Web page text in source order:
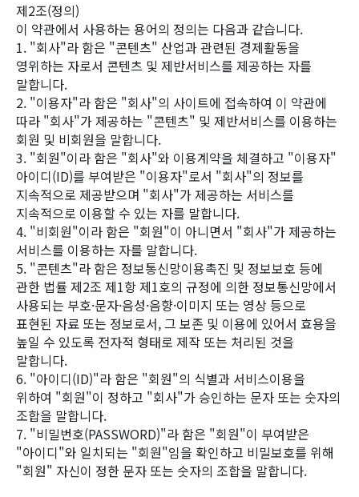
제2조(정의)
이 약관에서 사용하는 용어의 정의는 다음과 같습니다.
1. "회사"라 함은 "콘텐츠" 산업과 관련된 경제활동을
영위하는 자로서 콘텐츠 및 제반서비스를 제공하는 자를
말합니다.
2. "이용자"라 함은 "회사"의 사이트에 접속하여 이 약관에
따라 "회사"가 제공하는 "콘텐츠" 및 제반서비스를 이용하는
회원 및 비회원을 말합니다.
3. "회원"이라 함은 "회사"와 이용계약을 체결하고 "이용자"
아이디(ID)를 부여받은 "이용자"로서 "회사"의 정보를
지속적으로 제공받으며 "회사"가 제공하는 서비스를
지속적으로 이용할 수 있는 자를 말합니다.
4. "비회원"이라 함은 "회원"이 아니면서 "회사"가 제공하는
서비스를 이용하는 자를 말합니다.
5. "콘텐츠"라 함은 정보통신망이용촉진 및 정보보호 등에
관한 법률 제2조 제1항 제1호의 규정에 의한 정보통신망에서
사용되는 부호·문자·음성·음향·이미지 또는 영상 등으로
표현된 자료 또는 정보로서, 그 보존 및 이용에 있어서 효용을
높일 수 있도록 전자적 형태로 제작 또는 처리된 것을
말합니다.
6. "아이디(ID)"라 함은 "회원"의 식별과 서비스이용을
위하여 "회원"이 정하고 "회사"가 승인하는 문자 또는 숫자의
조합을 말합니다.
7. "비밀번호(PASSWORD)"라 함은 "회원"이 부여받은
"아이디"와 일치되는 "회원"임을 확인하고 비밀보호를 위해
"회원" 자신이 정한 문자 또는 숫자의 조합을 말합니다.